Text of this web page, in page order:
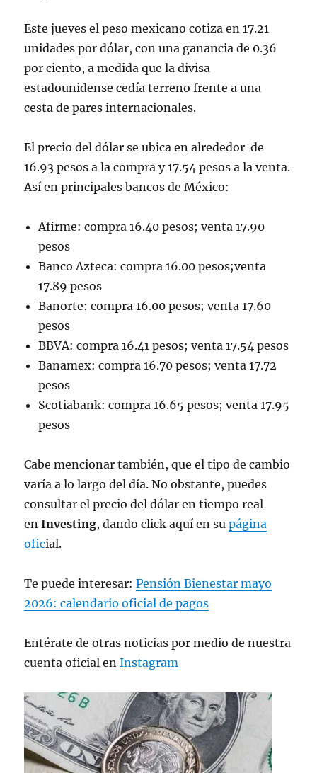
Este jueves el peso mexicano cotiza en 17.21
unidades por dólar, con una ganancia de 0.36
por ciento, a medida que la divisa
estadounidense cedía terreno frente a una
cesta de pares internacionales.
El precio del dólar se ubica en alrededor de
16.93 pesos a la compra y 17.54 pesos a la venta.
Así en principales bancos de México:
Afirme: compra 16.40 pesos; venta 17.90
pesos
Banco Azteca: compra 16.00 pesos;venta
17.89 pesos
Banorte: compra 16.00 pesos; venta 17.60
pesos
BBVA: compra 16.41 pesos; venta 17.54 pesos
Banamex: compra 16.70 pesos; venta 17.72
pesos
Scotiabank: compra 16.65 pesos; venta 17.95
pesos
Cabe mencionar también, que el tipo de cambio
varía a lo largo del día. No obstante, puedes
consultar el precio del dólar en tiempo real
en Investing, dando click aquí en supágina
oficial.
Te puede interesar:Pensión Bienestar mayo
2026: calendario oficial de pagos
Entérate de otras noticias por medio de nuestra
cuenta oficial enInstagram